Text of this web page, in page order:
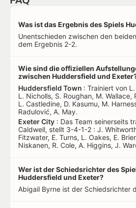
Was ist das Ergebnis des Spiels
Unentschieden zwischen den
dem Ergebnis 2-2.
Wie sind die offiziellen
zwischen Huddersfield und
Huddersfield Town : Trainiert von
L. Nicholls, S. Roughan, M. Wallace,
L. Castledine, D. Kasumu, M.
Radulović, A. May.
Exeter City : Das Team seinerseits
Caldwell, stellt 3-4-1-2 : J.
Fitzwater, E. Turns, L. Oakes, E.
Niskanen, R. Cole, A. Higgins, J.
Wer ist der Schiedsrichter des
Huddersfield und Exeter?
Abigail Byrne ist der Schiedsrichter